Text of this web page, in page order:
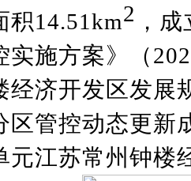
积14.51km2 ，
实施方案》（
经济开发区发展
区管控动态更新
元江苏常州钟楼